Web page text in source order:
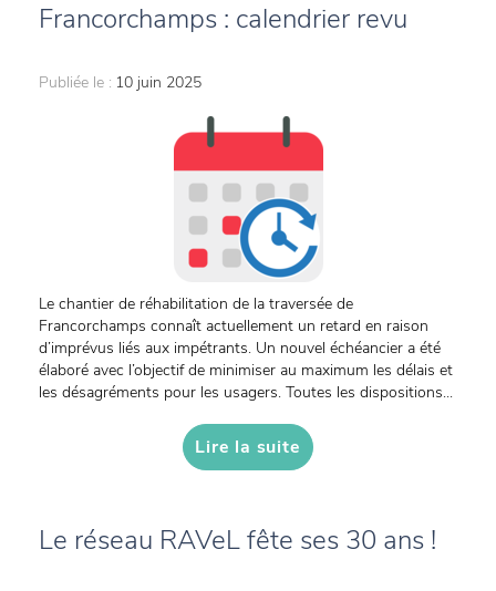
Francorchamps : calendrier revu
Publiée le : 10 juin 2025
Le chantier de réhabilitation de la traversée de
Francorchamps connaît actuellement un retard en raison
d’imprévus liés aux impétrants. Un nouvel échéancier a été
élaboré avec l’objectif de minimiser au maximum les délais et
les désagréments pour les usagers. Toutes les dispositions...
Lire la suite
Le réseau RAVeL fête ses 30 ans !